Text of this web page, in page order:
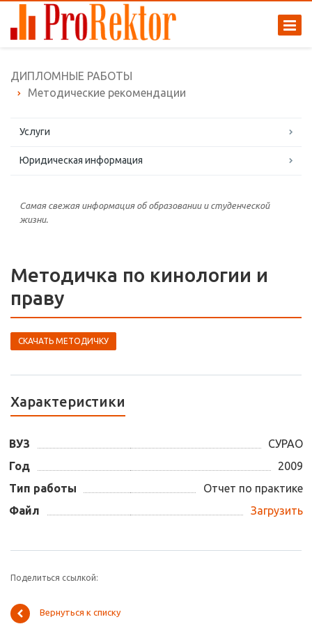
ДИПЛОМНЫЕ РАБОТЫ
Методические рекомендации
Услуги
Юридическая информация
Самая свежая информация об образовании и студенческой
жизни.
Методичка по кинологии и
праву
СКАЧАТЬ МЕТОДИЧКУ
Характеристики
ВУЗ
СУРАО
Год
2009
Тип работы
Отчет по практике
Файл
Загрузить
Поделиться ссылкой:
Вернуться к списку